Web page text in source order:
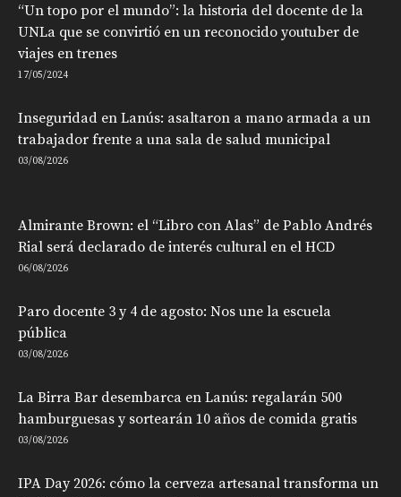
“Un topo por el mundo”: la historia del docente de la
UNLa que se convirtió en un reconocido youtuber de
viajes en trenes
17/05/2024
Inseguridad en Lanús: asaltaron a mano armada a un
trabajador frente a una sala de salud municipal
03/08/2026
Almirante Brown: el “Libro con Alas” de Pablo Andrés
Rial será declarado de interés cultural en el HCD
06/08/2026
Paro docente 3 y 4 de agosto: Nos une la escuela
pública
03/08/2026
La Birra Bar desembarca en Lanús: regalarán 500
hamburguesas y sortearán 10 años de comida gratis
03/08/2026
IPA Day 2026: cómo la cerveza artesanal transforma un